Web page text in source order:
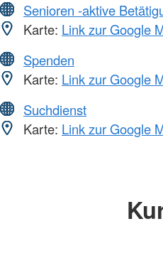
Senioren -aktive
Karte: Link zur Google
Spenden
Karte: Link zur Google
Suchdienst
Karte: Link zur Google